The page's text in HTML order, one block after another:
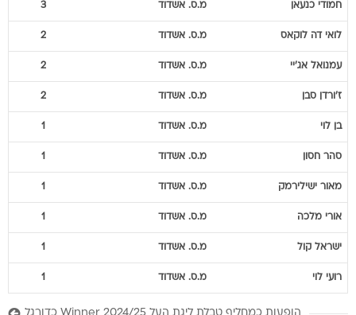
חמודי כנעאן מ.ס. אשדוד 3
לואי דה לוקאס מ.ס. אשדוד 2
עמנואל אג'יי מ.ס. אשדוד 2
ז'ורדן סבן מ.ס. אשדוד 2
בן לוי מ.ס. אשדוד 1
סהר חסון מ.ס. אשדוד 1
מאור ישילירמק מ.ס. אשדוד 1
אורי מלכה מ.ס. אשדוד 1
ישראל קול מ.ס. אשדוד 1
רועי לוי מ.ס. אשדוד 1